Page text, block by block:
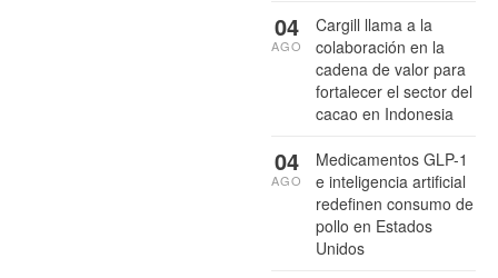
Cargill llama a la
colaboración en la
cadena de valor para
fortalecer el sector del
cacao en Indonesia
04
AGO
Medicamentos GLP-1
e inteligencia artificial
redefinen consumo de
pollo en Estados
Unidos
04
AGO